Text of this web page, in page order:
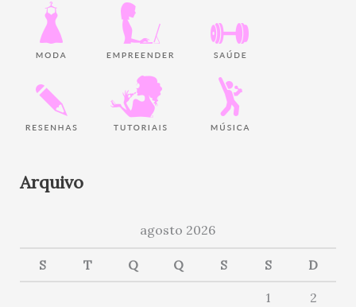
Arquivo
agosto 2026
S T Q Q S S D
1
2